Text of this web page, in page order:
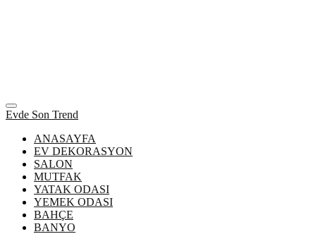
Evde Son Trend
ANASAYFA
EV DEKORASYON
SALON
MUTFAK
YATAK ODASI
YEMEK ODASI
BAHÇE
BANYO